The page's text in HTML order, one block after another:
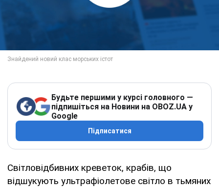
Будьте першими у курсі головного —
підпишіться на Новини на OBOZ.UA у
Google
Підписатися
Світловідбивних креветок, крабів, що
відшукують ультрафіолетове світло в тьмяних